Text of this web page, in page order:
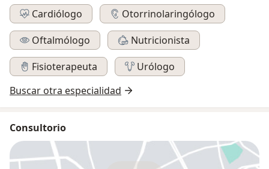
Cardiólogo
Otorrinolaringólogo
Oftalmólogo
Nutricionista
Fisioterapeuta
Urólogo
Buscar otra especialidad
Consultorio